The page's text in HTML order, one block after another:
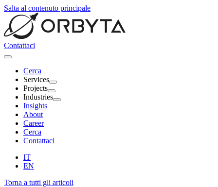
Salta al contenuto principale
Contattaci
Cerca
Services
Projects
Industries
Insights
About
Career
Cerca
Contattaci
IT
EN
Torna a tutti gli articoli